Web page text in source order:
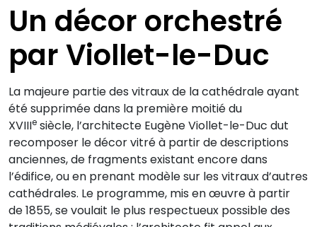
Un décor orchestré
par Viollet-le-Duc
La majeure partie des vitraux de la cathédrale ayant
été supprimée dans la première moitié du
XVIIIe siècle, l’architecte Eugène Viollet-le-Duc dut
recomposer le décor vitré à partir de descriptions
anciennes, de fragments existant encore dans
l’édifice, ou en prenant modèle sur les vitraux d’autres
cathédrales. Le programme, mis en œuvre à partir
de 1855, se voulait le plus respectueux possible des